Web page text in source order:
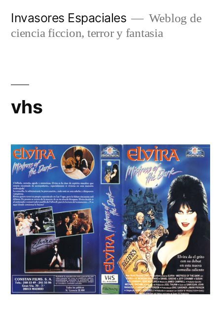
Invasores Espaciales
Weblog de
ciencia ficcion, terror y fantasia
vhs